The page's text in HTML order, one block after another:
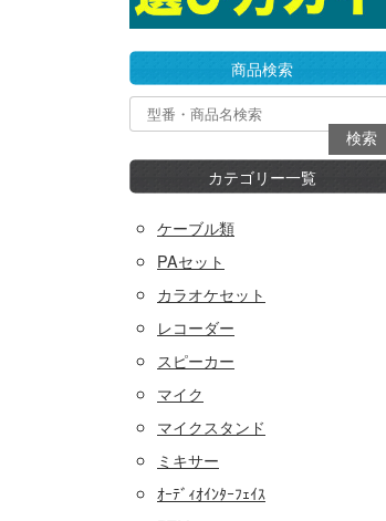
商品検索
カテゴリー一覧
ケーブル類
PAセット
カラオケセット
レコーダー
スピーカー
マイク
マイクスタンド
ミキサー
ｵｰﾃﾞｨｵｲﾝﾀｰﾌｪｲｽ